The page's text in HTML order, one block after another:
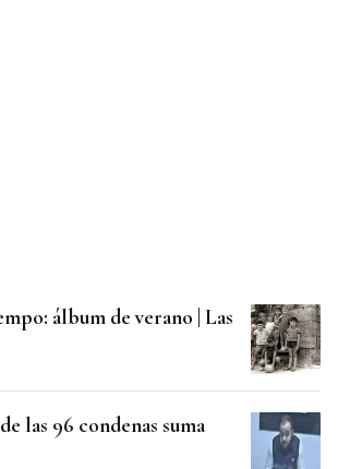
álbum de verano | Las
las 96 condenas suma